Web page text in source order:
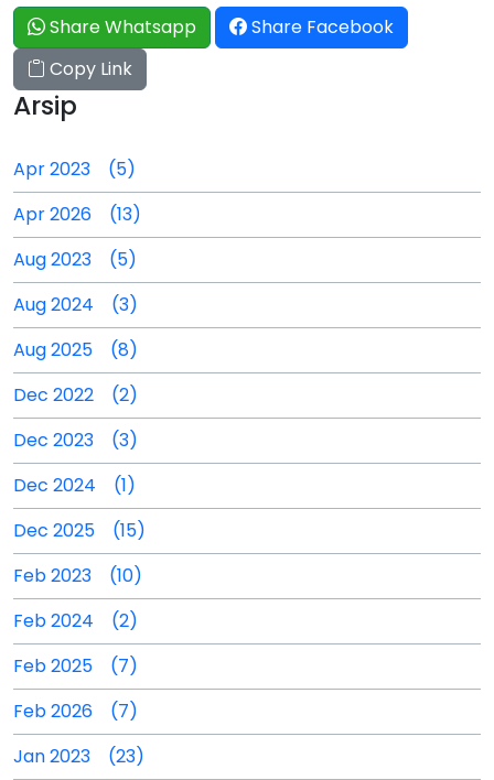
Share Whatsapp
Share Facebook
Copy Link
Arsip
Apr 2023 (5)
Apr 2026 (13)
Aug 2023 (5)
Aug 2024 (3)
Aug 2025 (8)
Dec 2022 (2)
Dec 2023 (3)
Dec 2024 (1)
Dec 2025 (15)
Feb 2023 (10)
Feb 2024 (2)
Feb 2025 (7)
Feb 2026 (7)
Jan 2023 (23)